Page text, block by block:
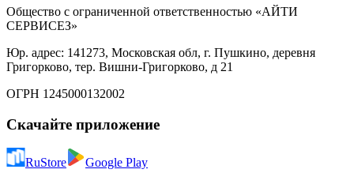
Общество с ограниченной ответственностью «АЙТИ
СЕРВИСЕЗ»
Юр. адрес: 141273, Московская обл, г. Пушкино, деревня
Григорково, тер. Вишни-Григорково, д 21
ОГРН 1245000132002
Скачайте приложение
RuStore Google Play